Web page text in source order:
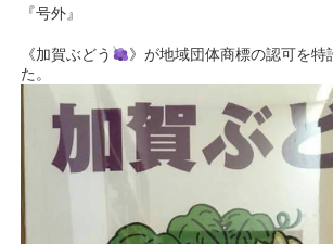
『号外』
《加賀ぶどう
》が地域団体商標の認可を特
た。